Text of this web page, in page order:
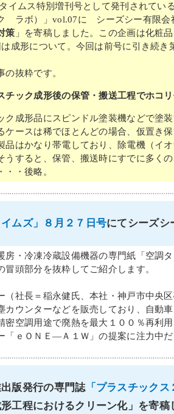
イムス特別増刊号として発刊されて
ラボ）」vol.07に シーズシー有限
策 」を寄稿しました。この企画は化粧
成形について。今回は前号に引き続
の抜粋です。
チック成形後の保管・搬送工程でホコ
ク成形品にスピンドル塗装機などで塗
ケースは稀でほとんどの場合、仮置き
品はかなり帯電しており、除電機（イ
うすると、保管、搬送時にすでに多く
・・後略。
イムズ」８月２７日号にてシーズシ
房・冷凍冷蔵設備機器の専門紙「空調
冒頭部分を抜粋してご紹介します。
（社長＝稲永健氏、本社・神戸市中
カウンターなどを販売しており、自動
密空調用途で廃熱を最大１００％再利
「ｅＯＮＥ―Ａ１Ｗ」の提案に注力中
出版発行の専門誌「プラスチックス
工程におけるクリーン化」を寄稿